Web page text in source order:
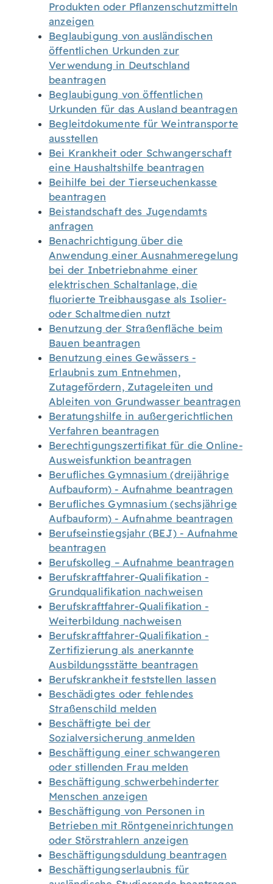
Produkten oder Pflanzenschutzmitteln
anzeigen
Beglaubigung von ausländischen
öffentlichen Urkunden zur
Verwendung in Deutschland
beantragen
Beglaubigung von öffentlichen
Urkunden für das Ausland beantragen
Begleitdokumente für Weintransporte
ausstellen
Bei Krankheit oder Schwangerschaft
eine Haushaltshilfe beantragen
Beihilfe bei der Tierseuchenkasse
beantragen
Beistandschaft des Jugendamts
anfragen
Benachrichtigung über die
Anwendung einer Ausnahmeregelung
bei der Inbetriebnahme einer
elektrischen Schaltanlage, die
fluorierte Treibhausgase als Isolier-
oder Schaltmedien nutzt
Benutzung der Straßenfläche beim
Bauen beantragen
Benutzung eines Gewässers -
Erlaubnis zum Entnehmen,
Zutagefördern, Zutageleiten und
Ableiten von Grundwasser beantragen
Beratungshilfe in außergerichtlichen
Verfahren beantragen
Berechtigungszertifikat für die Online-
Ausweisfunktion beantragen
Berufliches Gymnasium (dreijährige
Aufbauform) - Aufnahme beantragen
Berufliches Gymnasium (sechsjährige
Aufbauform) - Aufnahme beantragen
Berufseinstiegsjahr (BEJ) - Aufnahme
beantragen
Berufskolleg – Aufnahme beantragen
Berufskraftfahrer-Qualifikation -
Grundqualifikation nachweisen
Berufskraftfahrer-Qualifikation -
Weiterbildung nachweisen
Berufskraftfahrer-Qualifikation -
Zertifizierung als anerkannte
Ausbildungsstätte beantragen
Berufskrankheit feststellen lassen
Beschädigtes oder fehlendes
Straßenschild melden
Beschäftigte bei der
Sozialversicherung anmelden
Beschäftigung einer schwangeren
oder stillenden Frau melden
Beschäftigung schwerbehinderter
Menschen anzeigen
Beschäftigung von Personen in
Betrieben mit Röntgeneinrichtungen
oder Störstrahlern anzeigen
Beschäftigungsduldung beantragen
Beschäftigungserlaubnis für